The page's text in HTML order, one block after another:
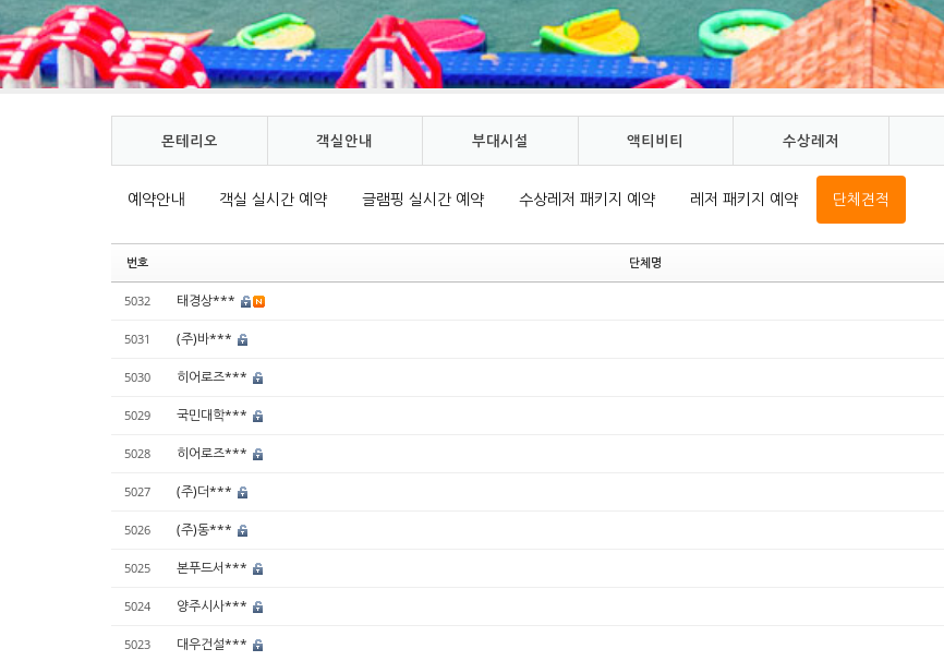
몬테리오 객실안내 부대시설 액티비티 수상레저
예약안내 객실 실시간 예약 글램핑 실시간 예약 수상레저 패키지 예약 레저 패키지 예약 단체견적
번호 단체명
5032 태경상***
5031 (주)바***
5030 히어로즈***
5029 국민대학***
5028 히어로즈***
5027 (주)더***
5026 (주)동***
5025 본푸드서***
5024 양주시사***
5023 대우건설***